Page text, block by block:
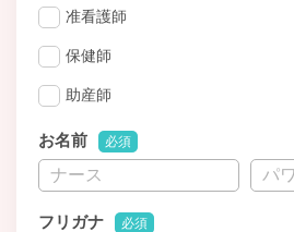
准看護師
保健師
助産師
お名前 必須
フリガナ 必須